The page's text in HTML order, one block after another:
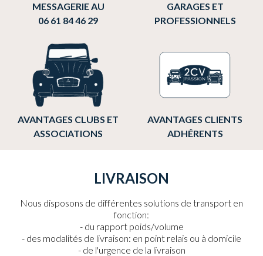
MESSAGERIE AU
06 61 84 46 29
GARAGES ET
PROFESSIONNELS
AVANTAGES CLUBS ET
ASSOCIATIONS
AVANTAGES CLIENTS
ADHÉRENTS
LIVRAISON
Nous disposons de différentes solutions de transport en
fonction:
du rapport poids/volume
des modalités de livraison: en point relais ou à domicile
de l'urgence de la livraison